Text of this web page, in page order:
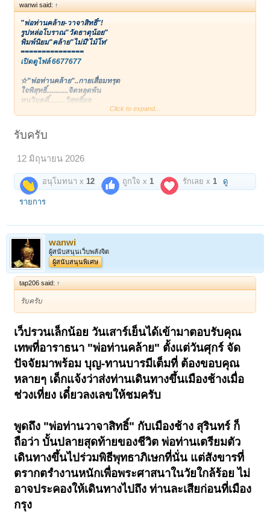
wanwi said: ↑
"พ่อท่านคล้าย-วาจาสิทธิ์"!
รูปหล่อโบราณ"วัดธาตุน้อย"
พิมพ์นิยม"คล้าย"ไม่มี'ไม้โท'
===============
เปิดดูไฟล์ 6677677
☆"พ่อท่านคล้าย"..กายเสื่อมทรุด
ใจพิสุทธิ์............จิตหลุดพ้น
หนวิมุตติ์.........วิสุทธิ์ผล
--บางกอกนัว....ห่อนกลัวล้า
--เทวดาใต้.........ไร้เลิกรา
~~~~~~~~~~~~~~~
นี่ขนาดว่า "พ่อท่านคล้าย" มีความพิการที่ขาก่อนวัยบวช ทำให้เดินเหินไม่
ถนัด ไปไหนต้องมีคนประคอง อุ้ม หาม นั่งแคร่ บารมียิ่งใหญ่ของท่านยัง
สร้างคุณูปการกับ "พระพุทธศาสนา" และสังคมตลอดชีวิตไม่เคยคิดหยุด
พัก!!!
เหนือ ใต้ ออก ตก อิสาน กรุงเทพ หากเป็นกิจนิมนต์เพื่อสร้างวัด โบสถ์ วิหาร
ศาลา พระเจดีย์ พระพุทธรูปใหญ่ เสนาสถานเพื่อการพระศาสนา นิมนต์มา
เถอะ ท่านเมตตาไปให้ทุกที่...!
แม้บั้นปลายท้ายสุดของชีวิต ท่านยังรับนิมนต์เพื่อเดินทางไปงาน "จังหวัด
สุรินทร์" ถิ่นเมืองช้าง แต่เดินทางจากใต้มาถึงเมืองกรุงท่านก็อาพาธกระทัน
หันในวันที่ 22 พฤศจิกายน 2513 ต้องนำเข้ารักษาโรงพยาบาลพระมงกุฏ
ที่สุด สังขารอันตรากตรำงานหนักเพื่อพระพุทธศาสนาและสังคมรอบทิศ ก็
ตรงกับ"วันเฉลิมพระชนมพรรษา"...
พ่อท่านคล้าย "เทวดาเมืองใต้" ก็มรณภาพอย่างสงบ เวลา 23.05 น!
สิริอายุ "พ่อท่านวาจาสิทธิ์" 96 ปี พรรษา 76 สรีระสังขารไม่เน่าเปื่อยของพ่อ
ท่าน ประดิษฐานในโลงแก้วในองค์พระเจดีย์วัดพระธาตุน้อย ตราบ
ปัจจุบัน!!!
ท่าน..."ปลดจากตู้" นำรูปหล่อใหญ่ "พ่อท่านวาจาสิทธิ์" มอบสมาชิกร่วมบุญ
บูชาราคาเดิมเท่าองค์แรก...
=======2,700=======
เปิดดูไฟล์ 6677678
รูปหล่อโบราณพิมพ์ห่มคลุมใหญ่ ตามภาพ ไม่ใช้ภาพขององค์ก่อนมาแทน
กัน
เนื้อโลหะผสม เก่าแก่และงามเหลือหลาย ออกแบบใบหน้าได้เหมือนพ่อท่าน
Click to expand...
รับครับ
12 มิถุนายน 2026
อนุโมทนา x 12 ถูกใจ x 1 รักเลย x 1 ดู
รายการ
wanwi
ผู้สนับสนุนเว็บพลังจิต
ผู้สนับสนุนพิเศษ
tap206 said: ↑
รับครับ
เว็ปรวนเล็กน้อย วันเสาร์เย็นได้เข้ามาตอบรับคุณ
เทพที่อาราธนา "พ่อท่านคล้าย" ตั้งแต่วันศุกร์ จัด
ปัจจัยมาพร้อม บุญ-ทานบารมีเต็มที่ ต้องขอบคุณ
หลายๆ เด็กแจ้งว่าส่งท่านเดินทางขึ้นเมืองช้างเมื่อ
ช่วงเที่ยง เดี๋ยวลงเลขให้ชมครับ
พูดถึง "พ่อท่านวาจาสิทธิ์" กับเมืองช้าง สุรินทร์ ก็
ถือว่า บั้นปลายสุดท้ายของชีวิต พ่อท่านเตรียมตัว
เดินทางขึ้นไปร่วมพิธีพุทธาภิเษกที่นั่น แต่สังขารที่
ตรากตรำงานหนักเพื่อพระศาสนาในวัยใกล้ร้อย ไม่
อาจประคองให้เดินทางไปถึง ท่านละเสียก่อนที่เมือง
กรุง